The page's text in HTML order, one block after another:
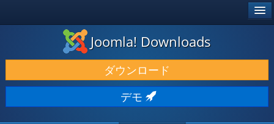
ダウンロードと機能拡張
発見と学び
コミュニティとサポート
Joomla! Downloads
ダウンロード
デモ